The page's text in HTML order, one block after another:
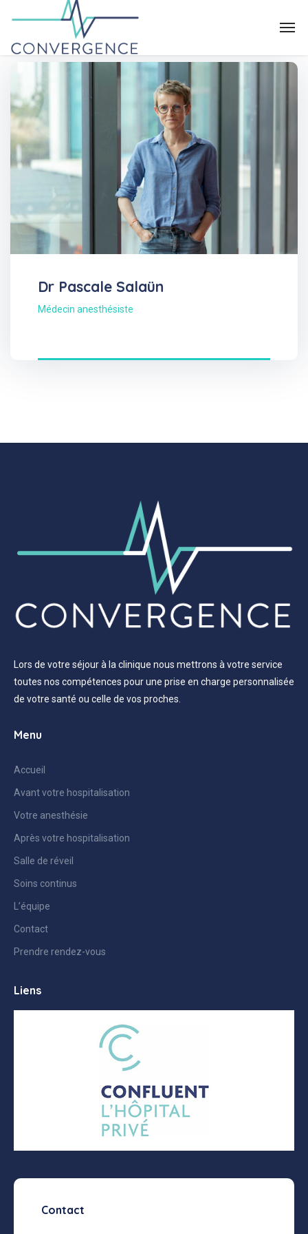
Dr Pascale Salaün
Médecin anesthésiste
Lors de votre séjour à la clinique nous mettrons à votre service
toutes nos compétences pour une prise en charge personnalisée
de votre santé ou celle de vos proches.
Menu
Accueil
Avant votre hospitalisation
Votre anesthésie
Après votre hospitalisation
Salle de réveil
Soins continus
L’équipe
Contact
Prendre rendez-vous
Liens
Contact